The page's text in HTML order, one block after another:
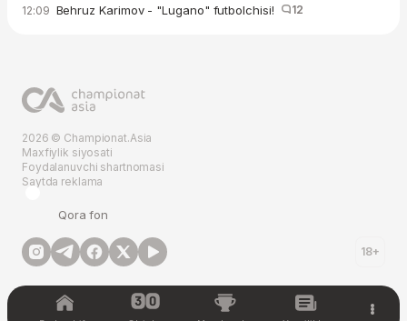
12:09 Behruz Karimov - "Lugano" futbolchisi! 12
2026 © Championat.Asia
Maxfiylik siyosati
Foydalanuvchi shartnomasi
Saytda reklama
Qora fon
18+